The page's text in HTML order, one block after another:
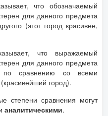
что обозначаемый
для данного предмета
(этот город красивее,
что выражаемый
для данного предмета
сравнению со всеми
город).
степени сравнения могут
аналитическими.